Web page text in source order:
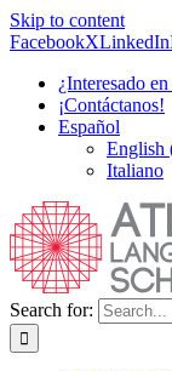
Skip to content
FacebookXLinkedIn
¿Interesado
¡Contáctanos!
Español
English
Italiano
Search for: